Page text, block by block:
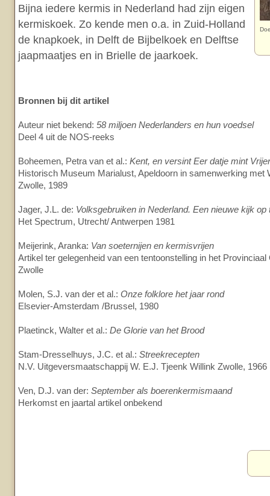
Bijna iedere kermis in Nederland had zijn eigen
kermiskoek. Zo kende men o.a. in Zuid-Holland
de knapkoek, in Delft de Bijbelkoek en Delftse
jaapmaatjes en in Brielle de jaarkoek.
Bronnen bij dit artikel
Auteur niet bekend: 58 miljoen Nederlanders en hun voedsel
Deel 4 uit de NOS-reeks
Boheemen, Petra van et al.: Kent, en versint Eer datje mint
Historisch Museum Marialust, Apeldoorn in samenwerking met
Zwolle, 1989
Jager, J.L. de: Volksgebruiken in Nederland. Een nieuwe kijk op
Het Spectrum, Utrecht/ Antwerpen 1981
Meijerink, Aranka: Van soeternijen en kermisvrijen
Artikel ter gelegenheid van een tentoonstelling in het
Zwolle
Molen, S.J. van der et al.: Onze folklore het jaar rond
Elsevier-Amsterdam /Brussel, 1980
Plaetinck, Walter et al.: De Glorie van het Brood
Stam-Dresselhuys, J.C. et al.: Streekrecepten
N.V. Uitgeversmaatschappij W. E.J. Tjeenk Willink Zwolle, 1966
Ven, D.J. van der: September als boerenkermismaand
Herkomst en jaartal artikel onbekend